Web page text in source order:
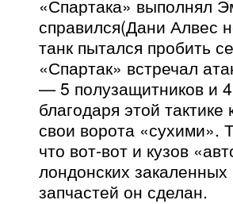
«Спартака» выполнял
справился(Дани Алвес
танк пытался пробить
«Спартак» встречал
— 5 полузащитников и
благодаря этой
свои ворота «сухими».
что вот-вот и кузов
лондонских
запчастей он сделан.